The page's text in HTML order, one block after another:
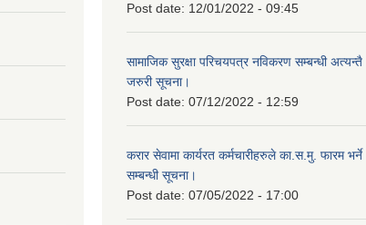
Post date: 12/01/2022 - 09:45
सामाजिक सुरक्षा परिचयपत्र नविकरण सम्बन्धी अत्यन्तै
जरुरी सूचना।
Post date: 07/12/2022 - 12:59
करार सेवामा कार्यरत कर्मचारीहरुले का.स.मु. फारम भर्ने
सम्बन्धी सूचना।
Post date: 07/05/2022 - 17:00